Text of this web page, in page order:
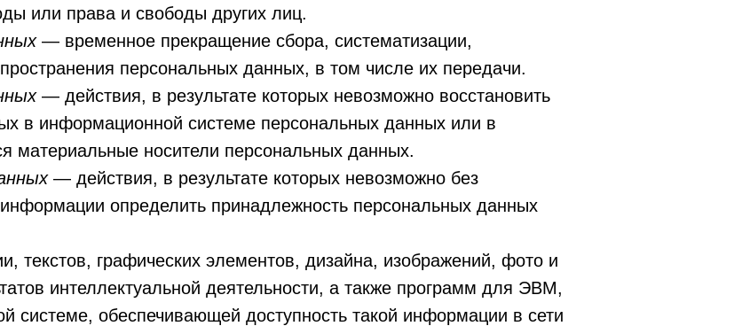
или права и свободы других лиц.
— временное прекращение сбора, систематизации,
персональных данных, в том числе их передачи.
— действия, в результате которых невозможно восстановить
в информационной системе персональных данных или в
материальные носители персональных данных.
— действия, в результате которых невозможно без
определить принадлежность персональных данных
текстов, графических элементов, дизайна, изображений, фото и
интеллектуальной деятельности, а также программ для ЭВМ,
системе, обеспечивающей доступность такой информации в сети